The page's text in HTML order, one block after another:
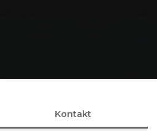
Kontakt